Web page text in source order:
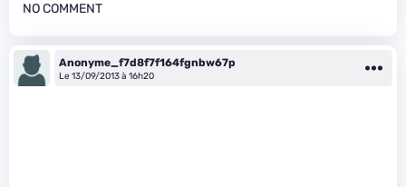
NO COMMENT
Anonyme_f7d8f7f164fgnbw67p
Le 13/09/2013 à 16h20